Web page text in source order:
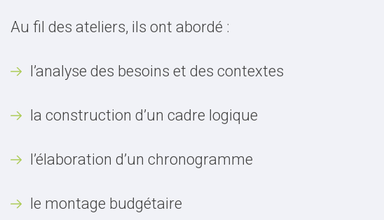
Au fil des ateliers, ils ont abordé :
l’analyse des besoins et des contextes
la construction d’un cadre logique
l’élaboration d’un chronogramme
le montage budgétaire